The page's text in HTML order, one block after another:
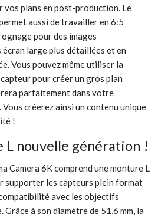
vos plans en post-production. Le
aussi de travailler en 6:5
pour des images
large plus détaillées et en
Vous pouvez même utiliser la
pour créer un gros plan
parfaitement dans votre
créerez ainsi un contenu unique
!
L nouvelle génération !
Camera 6K comprend une monture L
supporter les capteurs plein format
avec les objectifs
à son diamètre de 51,6 mm, la